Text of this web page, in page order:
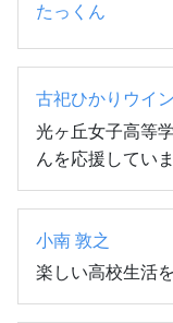
たっくん
古祀ひかりウイ
光ヶ丘女子高等
んを応援してい
小南 敦之
楽しい高校生活